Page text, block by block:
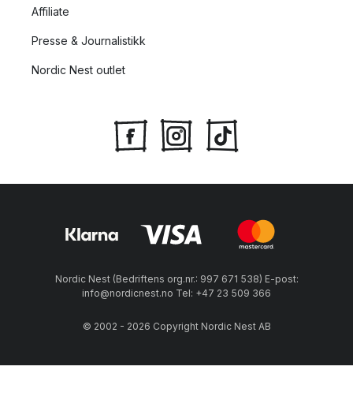
Affiliate
Presse & Journalistikk
Nordic Nest outlet
Nordic Nest (Bedriftens org.nr.: 997 671 538) E-post:
info@nordicnest.no Tel: +47 23 509 366
© 2002 - 2026 Copyright Nordic Nest AB